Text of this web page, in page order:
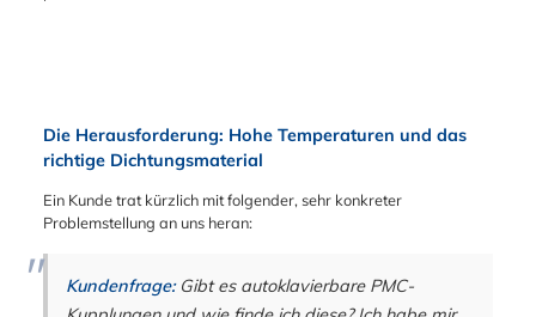
Die Herausforderung: Hohe Temperaturen und das
richtige Dichtungsmaterial
Ein Kunde trat kürzlich mit folgender, sehr konkreter
Problemstellung an uns heran:
Kundenfrage:Gibt es autoklavierbare PMC-